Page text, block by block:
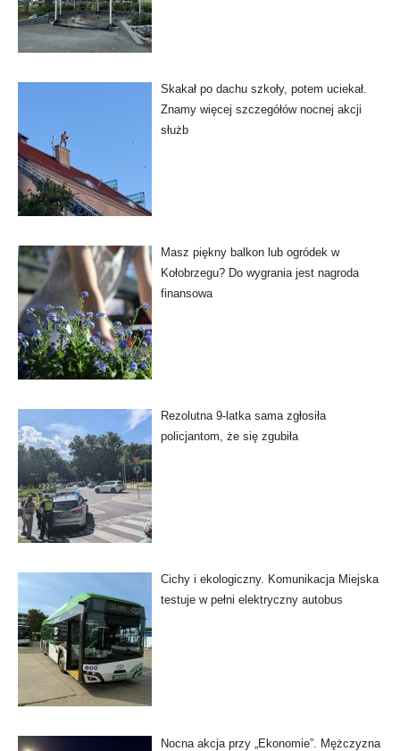
Skakał po dachu szkoły, potem uciekał.
Znamy więcej szczegółów nocnej akcji
służb
Masz piękny balkon lub ogródek w
Kołobrzegu? Do wygrania jest nagroda
finansowa
Rezolutna 9-latka sama zgłosiła
policjantom, że się zgubiła
Cichy i ekologiczny. Komunikacja Miejska
testuje w pełni elektryczny autobus
Nocna akcja przy „Ekonomie”. Mężczyzna